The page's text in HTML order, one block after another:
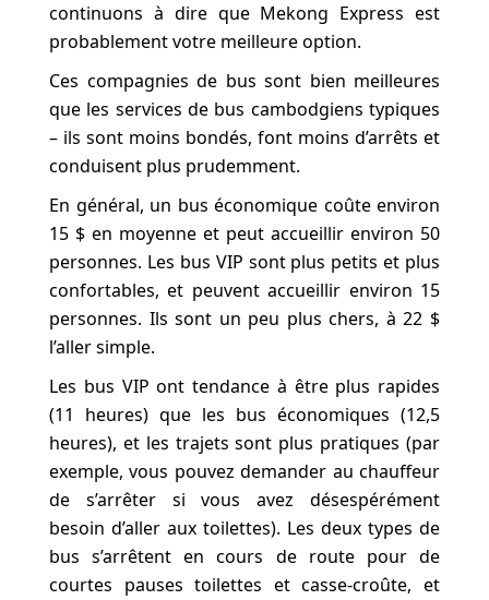
continuons à dire que Mekong Express est
probablement votre meilleure option.
Ces compagnies de bus sont bien meilleures
que les services de bus cambodgiens typiques
– ils sont moins bondés, font moins d’arrêts et
conduisent plus prudemment.
En général, un bus économique coûte environ
15 $ en moyenne et peut accueillir environ 50
personnes. Les bus VIP sont plus petits et plus
confortables, et peuvent accueillir environ 15
personnes. Ils sont un peu plus chers, à 22 $
l’aller simple.
Les bus VIP ont tendance à être plus rapides
(11 heures) que les bus économiques (12,5
heures), et les trajets sont plus pratiques (par
exemple, vous pouvez demander au chauffeur
de s’arrêter si vous avez désespérément
besoin d’aller aux toilettes). Les deux types de
bus s’arrêtent en cours de route pour de
courtes pauses toilettes et casse-croûte, et